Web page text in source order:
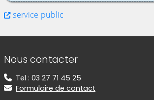
service public
Informations de contact
Nous contacter
Tel : 03 27 71 45 25
Formulaire de contact